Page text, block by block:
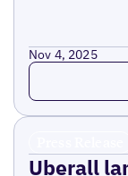
Nov 4, 2025
Read more
Uberall